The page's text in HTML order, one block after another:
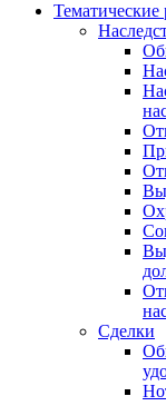
Тематические
Сделки